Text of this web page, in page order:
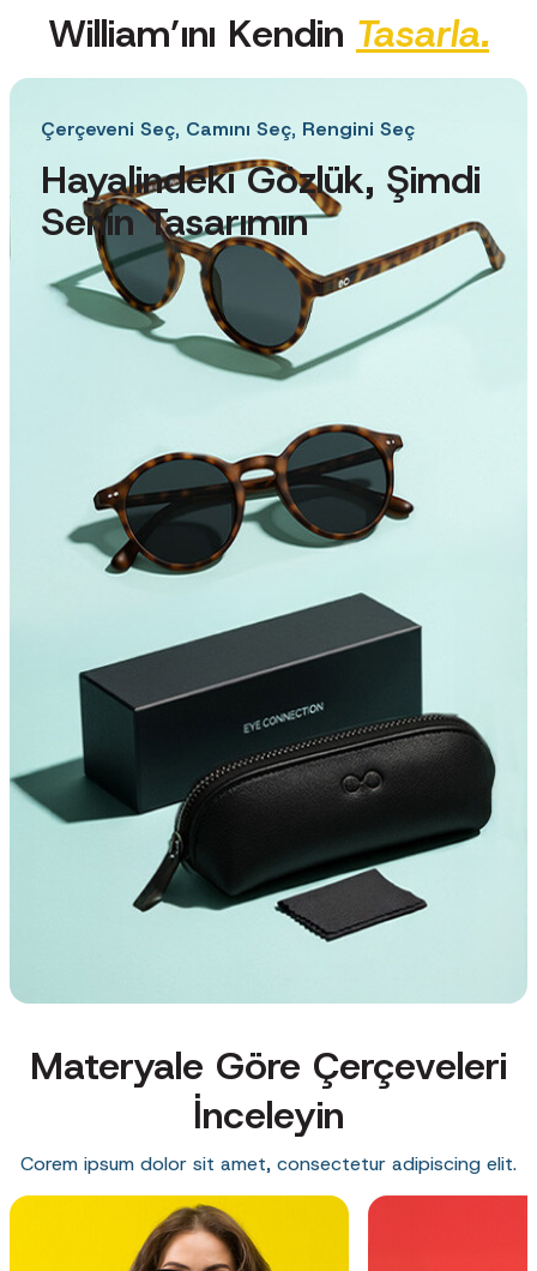
William’ını Kendin Tasarla.
Çerçeveni Seç, Camını Seç, Rengini Seç
Hayalindeki Gözlük, Şimdi
Senin Tasarımın
Materyale Göre Çerçeveleri
İnceleyin
Corem ipsum dolor sit amet, consectetur adipiscing elit.